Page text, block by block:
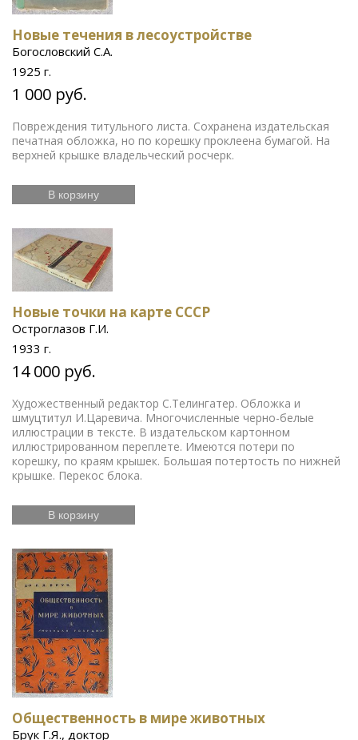
Новые течения в лесоустройстве
Богословский С.А.
1925 г.
1 000 руб.
Повреждения титульного листа. Сохранена издательская
печатная обложка, но по корешку проклеена бумагой. На
верхней крышке владельческий росчерк.
В корзину
Новые точки на карте СССР
Остроглазов Г.И.
1933 г.
14 000 руб.
Художественный редактор С.Телингатер. Обложка и
шмуцтитул И.Царевича. Многочисленные черно-белые
иллюстрации в тексте. В издательском картонном
иллюстрированном переплете. Имеются потери по
корешку, по краям крышек. Большая потертость по нижней
крышке. Перекос блока.
В корзину
Общественность в мире животных
Брук Г.Я., доктор